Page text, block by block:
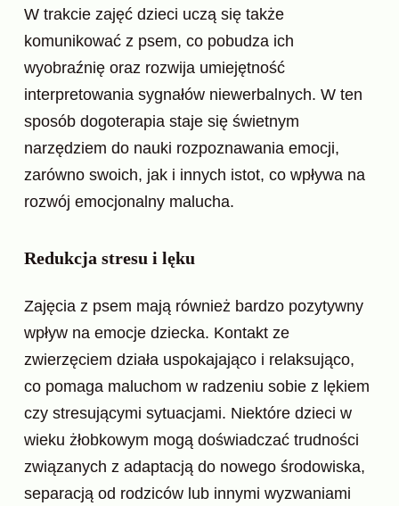
W trakcie zajęć dzieci uczą się także
komunikować z psem, co pobudza ich
wyobraźnię oraz rozwija umiejętność
interpretowania sygnałów niewerbalnych. W ten
sposób dogoterapia staje się świetnym
narzędziem do nauki rozpoznawania emocji,
zarówno swoich, jak i innych istot, co wpływa na
rozwój emocjonalny malucha.
Redukcja stresu i lęku
Zajęcia z psem mają również bardzo pozytywny
wpływ na emocje dziecka. Kontakt ze
zwierzęciem działa uspokajająco i relaksująco,
co pomaga maluchom w radzeniu sobie z lękiem
czy stresującymi sytuacjami. Niektóre dzieci w
wieku żłobkowym mogą doświadczać trudności
związanych z adaptacją do nowego środowiska,
separacją od rodziców lub innymi wyzwaniami